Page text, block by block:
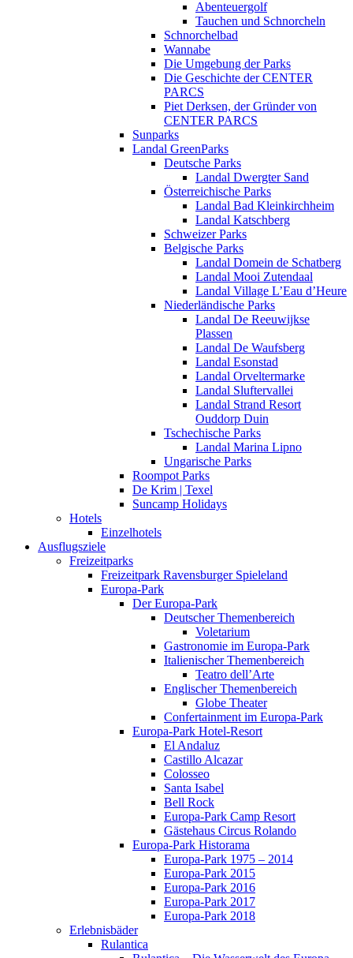
Abenteuergolf
Tauchen und Schnorcheln
Schnorchelbad
Wannabe
Die Umgebung der Parks
Die Geschichte der CENTER
PARCS
Piet Derksen, der Gründer von
CENTER PARCS
Sunparks
Landal GreenParks
Deutsche Parks
Landal Dwergter Sand
Österreichische Parks
Landal Bad Kleinkirchheim
Landal Katschberg
Schweizer Parks
Belgische Parks
Landal Domein de Schatberg
Landal Mooi Zutendaal
Landal Village L’Eau d’Heure
Niederländische Parks
Landal De Reeuwijkse
Plassen
Landal De Waufsberg
Landal Esonstad
Landal Orveltermarke
Landal Sluftervallei
Landal Strand Resort
Ouddorp Duin
Tschechische Parks
Landal Marina Lipno
Ungarische Parks
Roompot Parks
De Krim | Texel
Suncamp Holidays
Hotels
Einzelhotels
Ausflugsziele
Freizeitparks
Freizeitpark Ravensburger Spieleland
Europa-Park
Der Europa-Park
Deutscher Themenbereich
Voletarium
Gastronomie im Europa-Park
Italienischer Themenbereich
Teatro dell’Arte
Englischer Themenbereich
Globe Theater
Confertainment im Europa-Park
Europa-Park Hotel-Resort
El Andaluz
Castillo Alcazar
Colosseo
Santa Isabel
Bell Rock
Europa-Park Camp Resort
Gästehaus Circus Rolando
Europa-Park Historama
Europa-Park 1975 – 2014
Europa-Park 2015
Europa-Park 2016
Europa-Park 2017
Europa-Park 2018
Erlebnisbäder
Rulantica